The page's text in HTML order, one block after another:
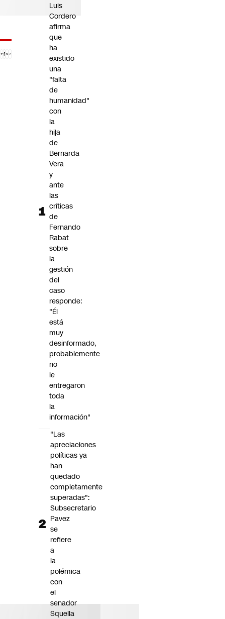
Luis
Cordero
afirma
que
ha
existido
una
"falta
de
humanidad"
con
la
hija
de
Bernarda
Vera
y
ante
las
críticas
de
Fernando
Rabat
sobre
la
gestión
del
caso
responde:
"Él
está
muy
desinformado,
probablemente
no
le
entregaron
toda
la
información"
"Las
apreciaciones
políticas ya
han
quedado
completamente
superadas":
Subsecretario
Pavez
se
refiere
a
la
polémica
con
el
senador
Squella